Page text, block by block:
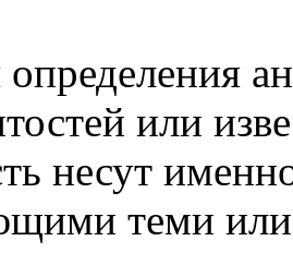
или
несут
теми